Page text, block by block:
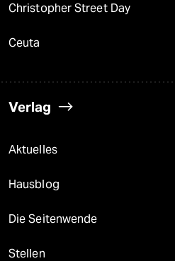
Christopher Street Day
Ceuta
Verlag
Aktuelles
Hausblog
Die Seitenwende
Stellen